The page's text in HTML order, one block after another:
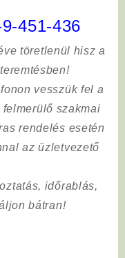
451-436
töretlenül hisz a
vesszük fel a
szakmai
rendelés esetén
az üzletvezető
időrablás,
bátran!